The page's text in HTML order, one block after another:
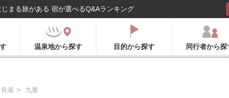
まる旅がある 宿が選べるQ&Aランキング
温泉地から探す 目的から探す 同行者から探
湯 九重